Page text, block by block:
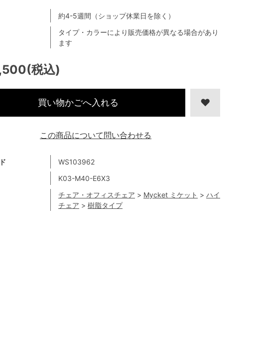
税込)
WS103962
K03-M40-E6X3
チェア・オフィスチェア > Mycket ミケット > ハイ
チェア > 樹脂タイプ
タイプ・カラーにより販売価格が異なる場合があり
ます
約4-5週間（ショップ休業日を除く）
買い物かごへ入れる
この商品について問い合わせる